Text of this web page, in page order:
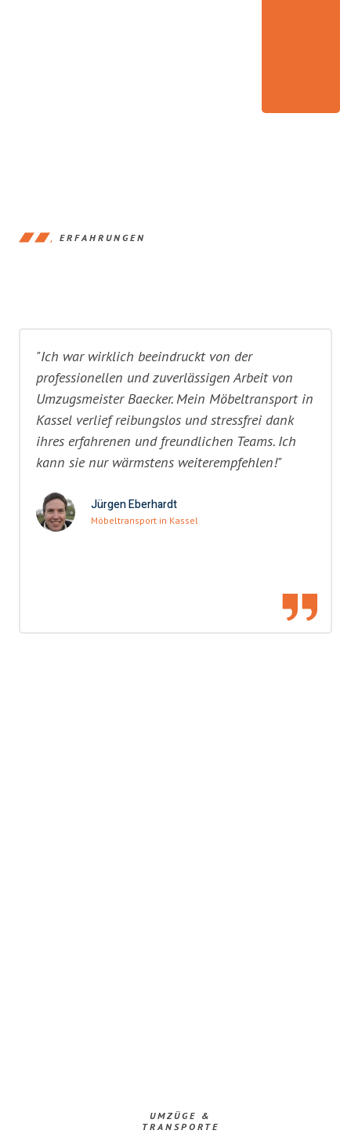
ERFAHRUNGEN
"Ich war wirklich beeindruckt von der
professionellen und zuverlässigen Arbeit von
Umzugsmeister Baecker. Mein Möbeltransport in
Kassel verlief reibungslos und stressfrei dank
ihres erfahrenen und freundlichen Teams. Ich
kann sie nur wärmstens weiterempfehlen!"
Jürgen Eberhardt
Möbeltransport in Kassel
UMZÜGE &
TRANSPORTE